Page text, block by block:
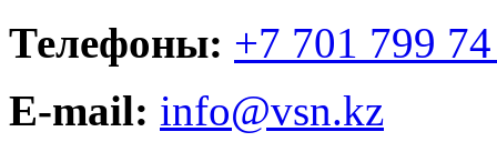
Телефоны: +7 701 799
E-mail: info@vsn.kz